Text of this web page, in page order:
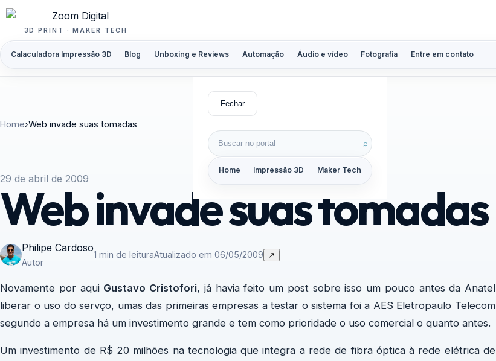
Pular para o conteúdo
3D PRINT · MAKER TECH
Calaculadora Impressão 3D Blog Unboxing e Reviews Automação Áudio e vídeo Fotografia Entre em contato
Fechar
Buscar por: ⌕
Home Impressão 3D Maker Tech
Home›Web invade suas tomadas
29 de abril de 2009
Web invade suas tomadas
Philipe Cardoso
Autor
1 min de leituraAtualizado em 06/05/2009 ↗
Novamente por aqui Gustavo Cristofori, já havia feito um post sobre isso um pouco antes da Anatel
liberar o uso do servço, umas das primeiras empresas a testar o sistema foi a AES Eletropaulo Telecom
segundo a empresa há um investimento grande e tem como prioridade o uso comercial o quanto antes.
Um investimento de R$ 20 milhões na tecnologia que integra a rede de fibra óptica à rede elétrica de